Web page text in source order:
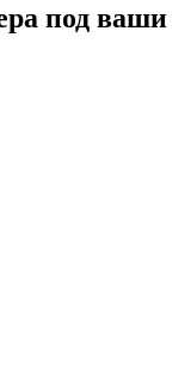
под ваши